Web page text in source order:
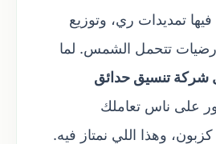
تمديدات ري، وتوزيع
أرضيات تتحمل الشمس. لما
شركة تنسيق حدائق
على ناس تعاملك
وهذا اللي نمتاز فيه.